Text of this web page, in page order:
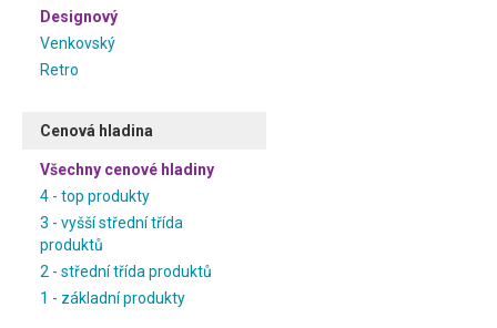
Designový
Venkovský
Retro
Cenová hladina
Všechny cenové hladiny
4 - top produkty
3 - vyšší střední třída
produktů
2 - střední třída produktů
1 - základní produkty